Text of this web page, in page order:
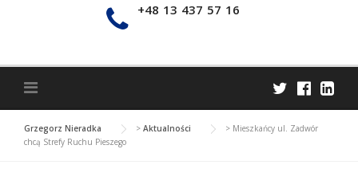
+48 13 437 57 16
Grzegorz Nieradka > Aktualności > Mieszkańcy ul. Zadwór
chcą Strefy Ruchu Pieszego